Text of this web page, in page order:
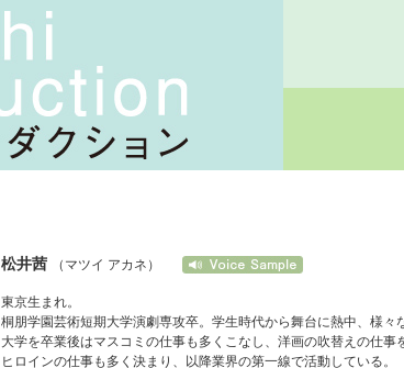
松井茜 （マツイ アカネ）
東京生まれ。
桐朋学園芸術短期大学演劇専攻卒。学生時代から舞台に熱中、様々
大学を卒業後はマスコミの仕事も多くこなし、洋画の吹替えの仕事
ヒロインの仕事も多く決まり、以降業界の第一線で活動している。